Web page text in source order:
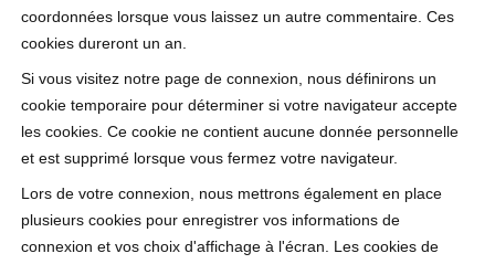
coordonnées lorsque vous laissez un autre commentaire. Ces
cookies dureront un an.
Si vous visitez notre page de connexion, nous définirons un
cookie temporaire pour déterminer si votre navigateur accepte
les cookies. Ce cookie ne contient aucune donnée personnelle
et est supprimé lorsque vous fermez votre navigateur.
Lors de votre connexion, nous mettrons également en place
plusieurs cookies pour enregistrer vos informations de
connexion et vos choix d'affichage à l'écran. Les cookies de